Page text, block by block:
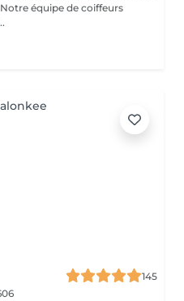
équipe de coiffeurs
145